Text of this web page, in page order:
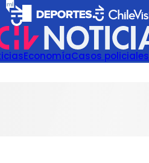
EconomíaCasos policiales